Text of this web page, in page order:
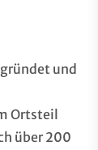
und
Ortsteil
über 200